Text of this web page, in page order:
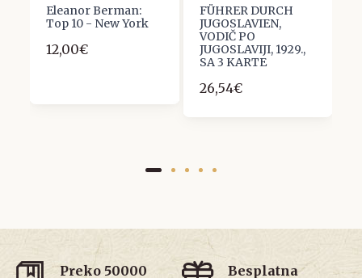
Eleanor Berman:
Top 10 - New York
12,00€
FÜHRER DURCH
JUGOSLAVIEN,
VODIČ PO
JUGOSLAVIJI, 1929.,
SA 3 KARTE
26,54€
Preko 50000
Besplatna